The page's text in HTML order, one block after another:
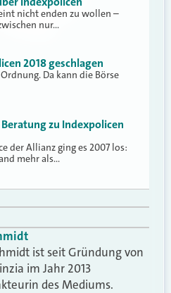
nicht enden zu wollen –
nur…
2018 geschlagen
Da kann die Börse
zu Indexpolicen
der Allianz ging es 2007 los:
mehr als…
ist seit Gründung von
im Jahr 2013
des Mediums.